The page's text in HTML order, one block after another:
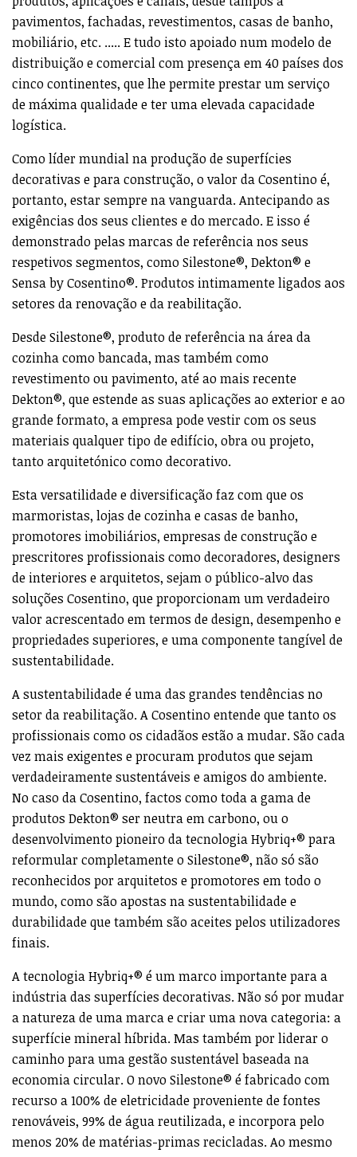
pavimentos, fachadas, revestimentos, casas de banho,
mobiliário, etc. ..... E tudo isto apoiado num modelo de
distribuição e comercial com presença em 40 países dos
cinco continentes, que lhe permite prestar um serviço
de máxima qualidade e ter uma elevada capacidade
logística.
Como líder mundial na produção de superfícies
decorativas e para construção, o valor da Cosentino é,
portanto, estar sempre na vanguarda. Antecipando as
exigências dos seus clientes e do mercado. E isso é
demonstrado pelas marcas de referência nos seus
respetivos segmentos, como Silestone®, Dekton® e
Sensa by Cosentino®. Produtos intimamente ligados aos
setores da renovação e da reabilitação.
Desde Silestone®, produto de referência na área da
cozinha como bancada, mas também como
revestimento ou pavimento, até ao mais recente
Dekton®, que estende as suas aplicações ao exterior e ao
grande formato, a empresa pode vestir com os seus
materiais qualquer tipo de edifício, obra ou projeto,
tanto arquitetónico como decorativo.
Esta versatilidade e diversificação faz com que os
marmoristas, lojas de cozinha e casas de banho,
promotores imobiliários, empresas de construção e
prescritores profissionais como decoradores, designers
de interiores e arquitetos, sejam o público-alvo das
soluções Cosentino, que proporcionam um verdadeiro
valor acrescentado em termos de design, desempenho e
propriedades superiores, e uma componente tangível de
sustentabilidade.
A sustentabilidade é uma das grandes tendências no
setor da reabilitação. A Cosentino entende que tanto os
profissionais como os cidadãos estão a mudar. São cada
vez mais exigentes e procuram produtos que sejam
verdadeiramente sustentáveis e amigos do ambiente.
No caso da Cosentino, factos como toda a gama de
produtos Dekton® ser neutra em carbono, ou o
desenvolvimento pioneiro da tecnologia Hybriq+® para
reformular completamente o Silestone®, não só são
reconhecidos por arquitetos e promotores em todo o
mundo, como são apostas na sustentabilidade e
durabilidade que também são aceites pelos utilizadores
finais.
A tecnologia Hybriq+® é um marco importante para a
indústria das superfícies decorativas. Não só por mudar
a natureza de uma marca e criar uma nova categoria: a
superfície mineral híbrida. Mas também por liderar o
caminho para uma gestão sustentável baseada na
economia circular. O novo Silestone® é fabricado com
recurso a 100% de eletricidade proveniente de fontes
renováveis, 99% de água reutilizada, e incorpora pelo
menos 20% de matérias-primas recicladas. Ao mesmo